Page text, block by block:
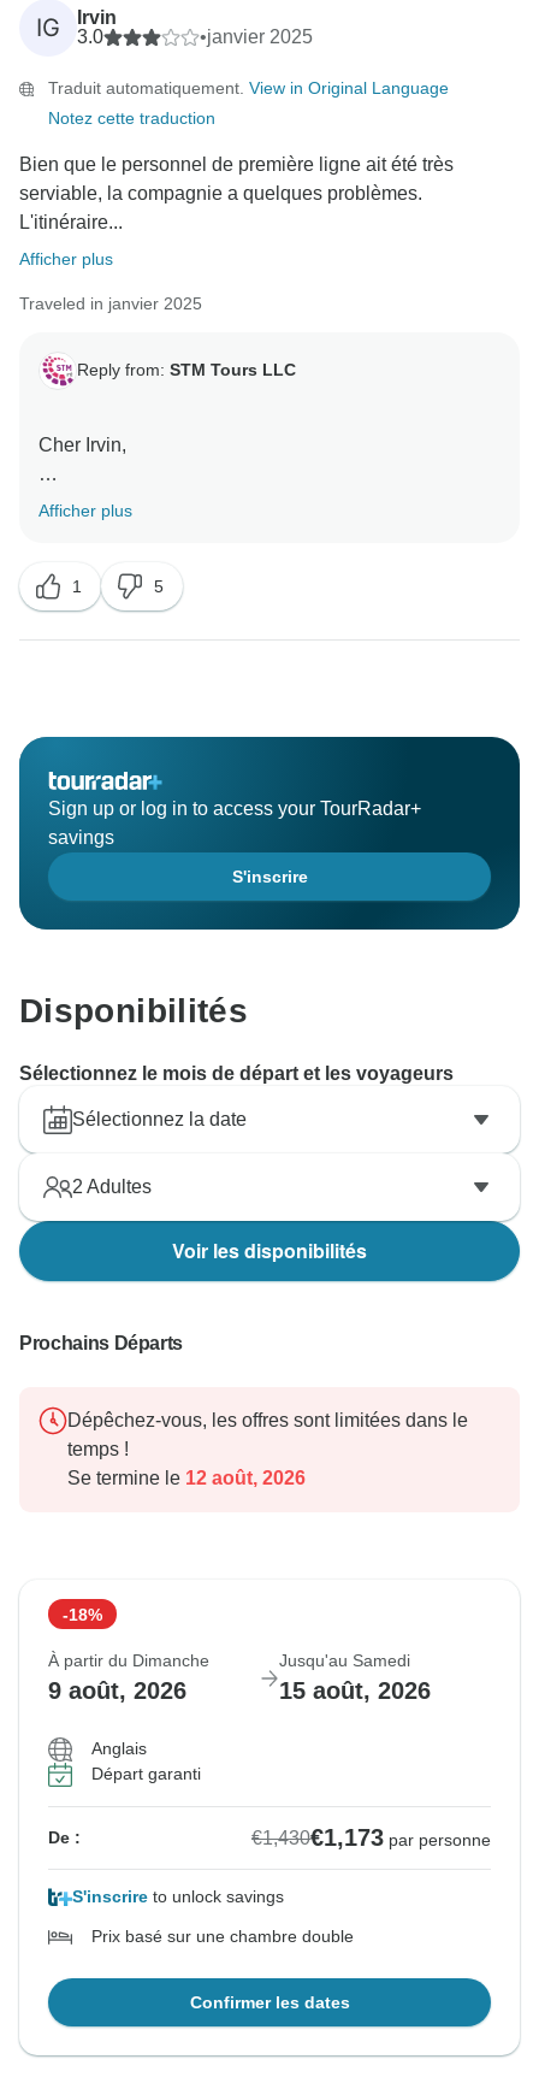
rendant votre voyage fluide et sans stress. Si vous
planifiez une autre aventure, nous serions ravis de
Mina
IG
Irvin
3.0
•janvier 2025
Traduit automatiquement. View in Original Language
Notez cette traduction
Bien que le personnel de première ligne ait été très
serviable, la compagnie a quelques problèmes.
L'itinéraire...
Afficher plus
Traveled in janvier 2025
Reply from: STM Tours LLC
Cher Irvin,
Nous vous remercions de nous avoir fait part de vos
mais nous regrettons profondément que le circuit n'ait
pas répondu à vos attentes en ce qui concerne les
guides quotidiens.
guidées, en particulier lorsque vous avez planifié
vous avez décrite ne correspond pas aux normes que
nous nous efforçons d'atteindre, et nous nous
excusons sincèrement pour le désagrément causé.
Vos commentaires sont précieux et nous aideront à
nous améliorer. Nous sommes en train de revoir nos
reproduisent à l'avenir.
chance de vous offrir l'expérience de qualité que vous
méritez.
de mes salutations distinguées,
Maher
Afficher plus
1 5
Sign up or log in to access your TourRadar+
savings
S'inscrire
Disponibilités
Sélectionnez le mois de départ et les voyageurs
Sélectionnez la date
2 Adultes
Voir les disponibilités
Prochains Départs
Dépêchez-vous, les offres sont limitées dans le
temps !
Se termine le 12 août, 2026
-18%
À partir du Dimanche
9 août, 2026
Jusqu'au Samedi
15 août, 2026
Anglais
Départ garanti
De : €1,430€1,173 par personne
S'inscrire to unlock savings
Prix basé sur une chambre double
Confirmer les dates